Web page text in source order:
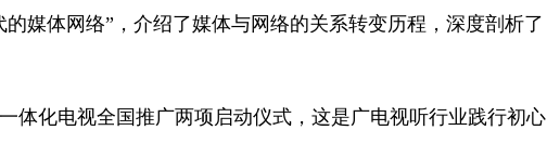
媒体网络”，介绍了媒体与网络的关系转变历程，深度剖析了
体化电视全国推广两项启动仪式，这是广电视听行业践行初心